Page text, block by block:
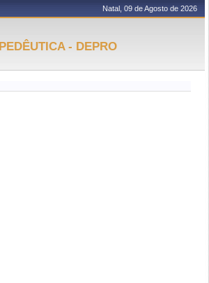
Natal, 09 de Agosto de 2026
- DEPRO